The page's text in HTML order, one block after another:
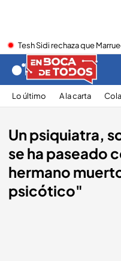
Tesh Sidi rechaza que
Lo último A la carta
Un psiquiatra,
se ha paseado
hermano
psicótico"